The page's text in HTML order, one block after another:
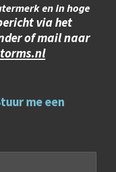
en in hoge
via het
of mail naar
me een